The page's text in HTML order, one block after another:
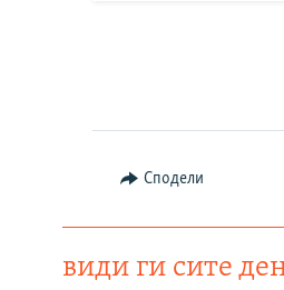
Сподели
види ги сите